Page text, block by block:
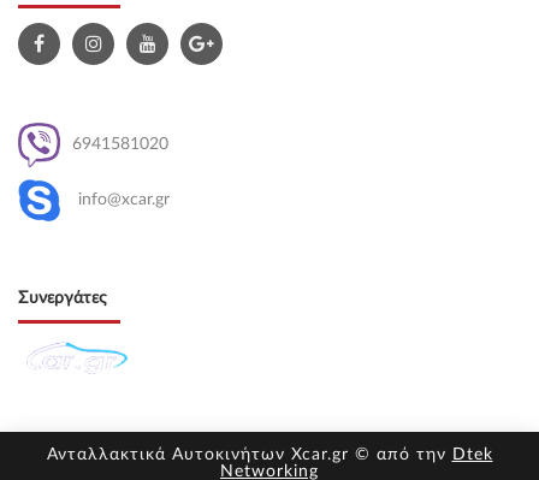
6941581020
info@xcar.gr
Συνεργάτες
Ανταλλακτικά Αυτοκινήτων Xcar.gr © από την Dtek
Networking